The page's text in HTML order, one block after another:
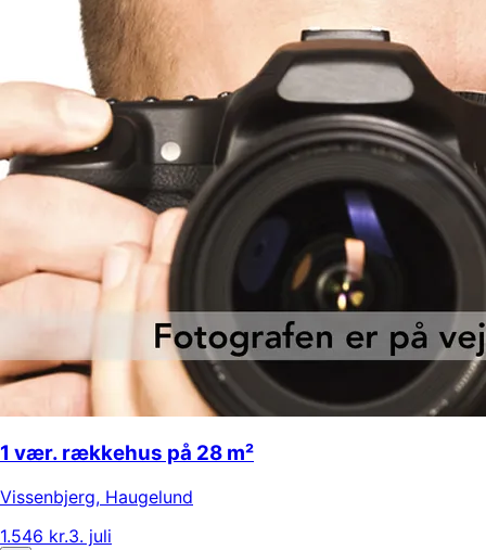
1 vær. rækkehus på 28 m²
Vissenbjerg, Haugelund
1.546 kr.3. juli